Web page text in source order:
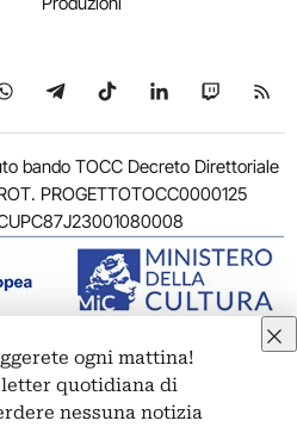
su YouTubesu WhatsApp
Seguici su Telegram
Seguici su TikTok
Seguici su
Seguici
bando TOCC Decreto Direttoriale
PROGETTOTOCC0000125
Corso Vittorio Emanuele II, 287 –
dei dati personali
ogni mattina!
quotidiana di
nessuna notizia